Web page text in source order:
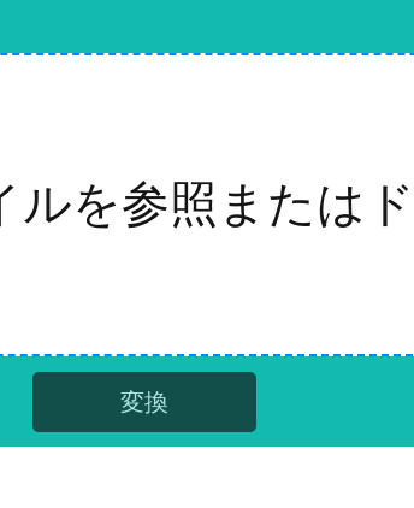
ルを参照または
変換